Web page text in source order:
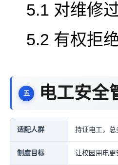
5.1 对维修
5.2 有权拒
电工安全
适配人群 持证电工，总
制度目标 让校园用电